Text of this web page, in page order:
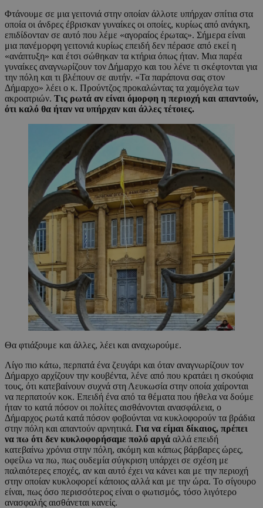
Φτάνουμε σε μια γειτονιά στην οποίαν άλλοτε υπήρχαν σπίτια στα
οποία οι άνδρες έβρισκαν γυναίκες οι οποίες, κυρίως από ανάγκη,
επιδίδονταν σε αυτό που λέμε «αγοραίος έρωτας». Σήμερα είναι
μια πανέμορφη γειτονιά κυρίως επειδή δεν πέρασε από εκεί η
«ανάπτυξη» και έτσι σώθηκαν τα κτήρια όπως ήταν. Μια παρέα
γυναίκες αναγνωρίζουν τον Δήμαρχο και του λένε τι σκέφτονται για
την πόλη και τι βλέπουν σε αυτήν. «Τα παράπονα σας στον
Δήμαρχο» λέει ο κ. Προύντζος προκαλώντας τα χαμόγελα των
ακροατριών. Τις ρωτά αν είναι όμορφη η περιοχή και απαντούν,
ότι καλό θα ήταν να υπήρχαν και άλλες τέτοιες.
Θα φτιάξουμε και άλλες, λέει και αναχωρούμε.
Λίγο πιο κάτω, περπατά ένα ζευγάρι και όταν αναγνωρίζουν τον
Δήμαρχο αρχίζουν την κουβέντα, λένε από που κρατάει η σκούφια
τους, ότι κατεβαίνουν συχνά στη Λευκωσία στην οποία χαίρονται
να περπατούν κοκ. Επειδή ένα από τα θέματα που ήθελα να δούμε
ήταν το κατά πόσον οι πολίτες αισθάνονται ανασφάλεια, ο
Δήμαρχος ρωτά κατά πόσον φοβούνται να κυκλοφορούν τα βράδια
στην πόλη και απαντούν αρνητικά. Για να είμαι δίκαιος, πρέπει
να πω ότι δεν κυκλοφορήσαμε πολύ αργά αλλά επειδή
κατεβαίνω χρόνια στην πόλη, ακόμη και κάπως βάρβαρες ώρες,
οφείλω να πω, πως ουδεμία σύγκριση υπάρχει σε σχέση με
παλαιότερες εποχές, αν και αυτό έχει να κάνει και με την περιοχή
στην οποίαν κυκλοφορεί κάποιος αλλά και με την ώρα. Το σίγουρο
είναι, πως όσο περισσότερος είναι ο φωτισμός, τόσο λιγότερο
ανασφαλής αισθάνεται κανείς.